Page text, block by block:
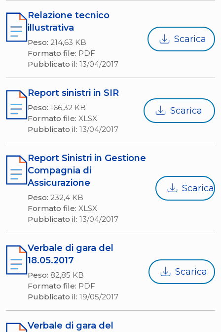
Relazione tecnico
illustrativa
Peso: 214,63 KB
Formato file: PDF
Pubblicato il: 13/04/2017
Scarica
Report sinistri in SIR
Peso: 166,32 KB
Formato file: XLSX
Pubblicato il: 13/04/2017
Scarica
Report Sinistri in Gestione
Compagnia di
Assicurazione
Peso: 232,4 KB
Formato file: XLSX
Pubblicato il: 13/04/2017
Scarica
Verbale di gara del
18.05.2017
Peso: 82,85 KB
Formato file: PDF
Pubblicato il: 19/05/2017
Scarica
Verbale di gara del